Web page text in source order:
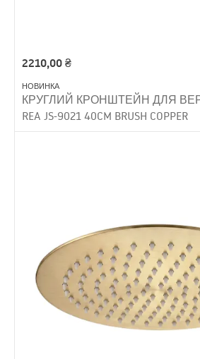
2210,00₴
НОВИНКА
КРУГЛИЙ КРОНШТЕЙН ДЛЯ
REA JS-9021 40CM BRUSH COPPER